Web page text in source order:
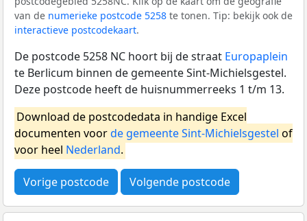
van de numerieke postcode 5258 te tonen. Tip: bekijk ook de
interactieve postcodekaart.
De postcode 5258 NC hoort bij de straat Europaplein
te Berlicum binnen de gemeente Sint-Michielsgestel.
Deze postcode heeft de huisnummerreeks 1 t/m 13.
Download de postcodedata in handige Excel
documenten voorde gemeente Sint-Michielsgestel of
voor heel Nederland.
Vorige postcode Volgende postcode